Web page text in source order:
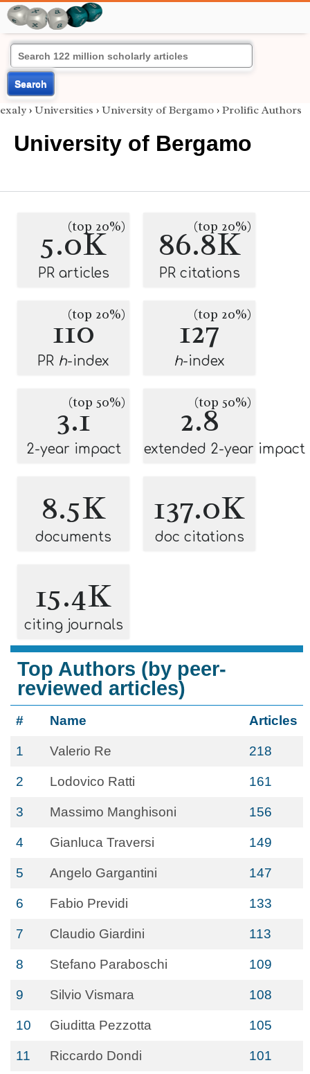
Search
exaly › Universities › University of Bergamo › Prolific Authors
University of Bergamo
5.0K
(top 20%)
PR articles
86.8K
(top 20%)
PR citations
110
(top 20%)
PR h-index
127
(top 20%)
h-index
3.1
(top 50%)
2-year impact
2.8
(top 50%)
extended 2-year impact
8.5K
documents
137.0K
doc citations
15.4K
citing journals
Top Authors (by peer-
reviewed articles)
# Name Articles
1 Valerio Re 218
2 Lodovico Ratti 161
3 Massimo Manghisoni 156
4 Gianluca Traversi 149
5 Angelo Gargantini 147
6 Fabio Previdi 133
7 Claudio Giardini 113
8 Stefano Paraboschi 109
9 Silvio Vismara 108
10 Giuditta Pezzotta 105
11 Riccardo Dondi 101